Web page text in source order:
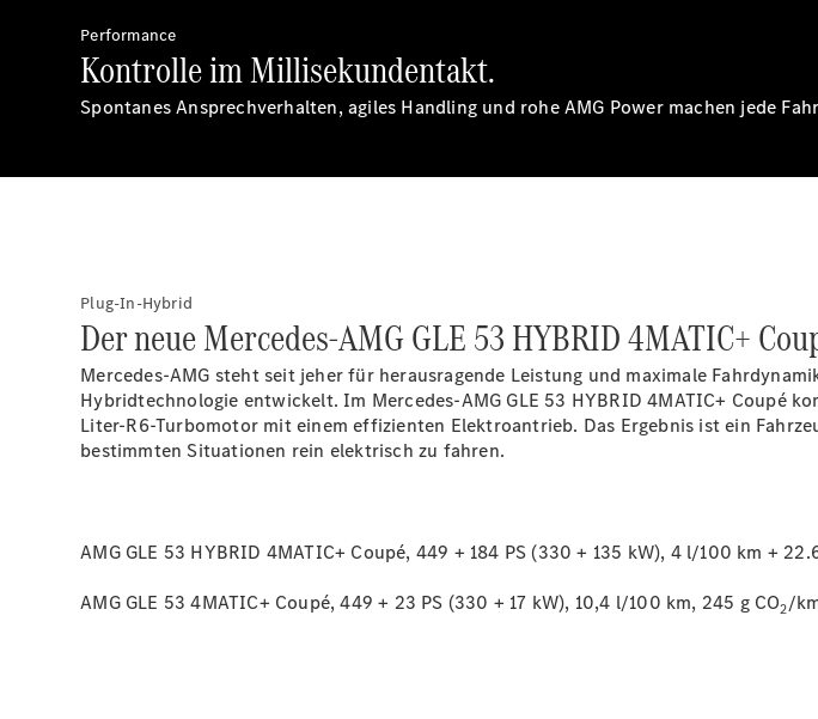
buchen
Über uns
Standort &
Performance
Kontrolle im Millisekundentakt.
Spontanes Ansprechverhalten, agiles Handling und rohe AMG Power machen jede
Plug-In-Hybrid
Der neue Mercedes-AMG GLE 53 HYBRID 4MATIC+
Mercedes-AMG steht seit jeher für herausragende Leistung und maximale
Hybridtechnologie entwickelt. Im Mercedes-AMG GLE 53 HYBRID 4MATIC+
Liter-R6-Turbomotor mit einem effizienten Elektroantrieb. Das Ergebnis ist ein
bestimmten Situationen rein elektrisch zu fahren.
AMG GLE 53 HYBRID 4MATIC+ Coupé, 449 + 184 PS (330 + 135 kW), 4 l/100 km +
AMG GLE 53 4MATIC+ Coupé, 449 + 23 PS (330 + 17 kW), 10,4 l/100 km, 245 g CO2/